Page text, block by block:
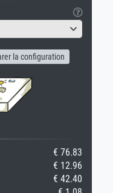
la configuration
€ 76.83
€ 12.96
€ 42.40